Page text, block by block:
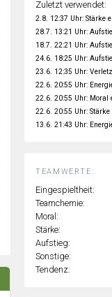
TEAMWERTE:
Eingespieltheit:
Teamchemie:
Moral:
Stärke:
Aufstieg:
Sonstige:
Tendenz:
Zuletzt verwendet:
2.8. 12:37 Uhr: Stärke
28.7. 13:21 Uhr:
18.7. 22:21 Uhr:
24.6. 18:25 Uhr:
23.6. 12:35 Uhr:
22.6. 20:55 Uhr:
22.6. 20:55 Uhr: Moral
22.6. 20:55 Uhr: Stärke
13.6. 21:43 Uhr: